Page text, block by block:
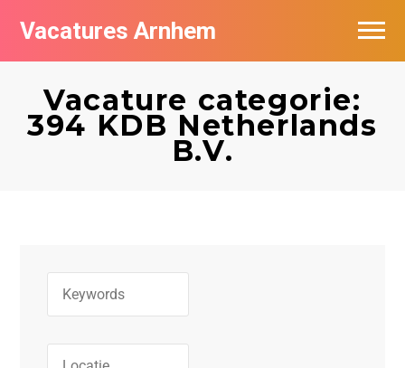
Vacatures Arnhem
Vacature categorie:
394 KDB Netherlands
B.V.
Vacatures per bedrijf in Arnhem
Nieuwsbrief feed